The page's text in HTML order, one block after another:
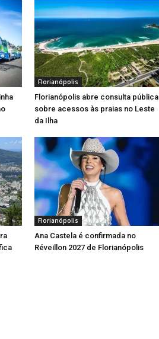
Florianópolis
Florianópolis abre consulta pública
sobre acessos às praias no Leste
da Ilha
Florianópolis
Ana Castela é confirmada no
Réveillon 2027 de Florianópolis